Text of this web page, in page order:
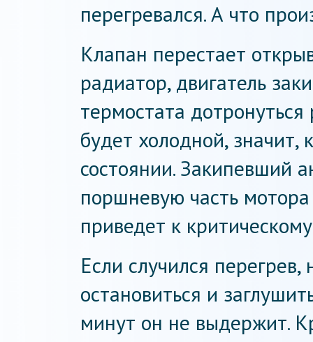
перегревался. А что
Клапан перестает
радиатор, двигатель
термостата
будет холодной, значит,
состоянии. Закипевший
поршневую часть
приведет к
Если случился
остановиться и
минут он не выдержит.